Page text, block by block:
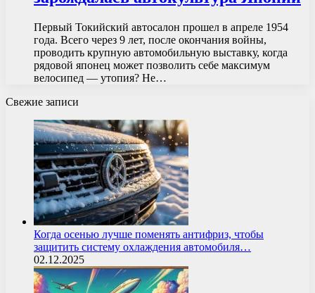
Первый Токийский автосалон прошел в апреле 1954
года. Всего через 9 лет, после окончания войны,
проводить крупную автомобильную выставку, когда
рядовой японец может позволить себе максимум
велосипед — утопия? Не…
Свежие записи
Когда осенью лучше поменять антифриз, чтобы
защитить систему охлаждения автомобиля…
02.12.2025